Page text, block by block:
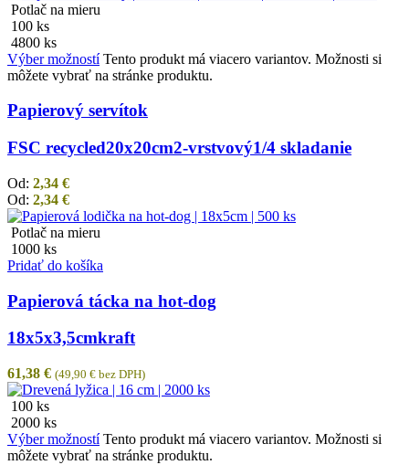
Potlač na mieru
100 ks
4800 ks
Výber možností Tento produkt má viacero variantov. Možnosti si
môžete vybrať na stránke produktu.
Papierový servítok
FSC recycled20x20cm2-vrstvový1/4 skladanie
Od: 2,34 €
Od: 2,34 €
Potlač na mieru
1000 ks
Pridať do košíka
Papierová tácka na hot-dog
18x5x3,5cmkraft
61,38 € (49,90 € bez DPH)
100 ks
2000 ks
Výber možností Tento produkt má viacero variantov. Možnosti si
môžete vybrať na stránke produktu.